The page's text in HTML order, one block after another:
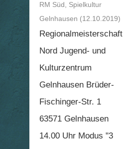
RM Süd, Spielkultur
Gelnhausen (12.10.2019)
Regionalmeisterschaft
Nord Jugend- und
Kulturzentrum
Gelnhausen Brüder-
Fischinger-Str. 1
63571 Gelnhausen
14.00 Uhr Modus "3